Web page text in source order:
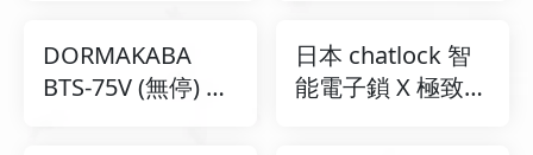
DORMAKABA
BTS-75V (無停) 地
日本 chatlock 智
能電子鎖 X 極致奢